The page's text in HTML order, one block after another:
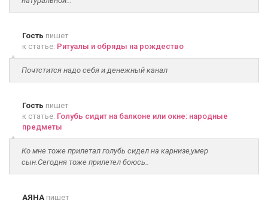
Гость пишет
к статье: Ритуалы и обряды на рождество
Почтстится надо себя и денежный канал
Гость пишет
к статье: Голубь сидит на балконе или окне: народные
предметы
Ко мне тоже прилетал голубь сидел на карнизе,умер
сын.Сегодня тоже прилетел боюсь..
АЯНА пишет